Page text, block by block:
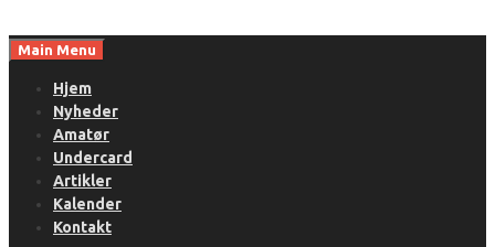
toMain Menu
Hjem
Nyheder
Amatør
Undercard
Artikler
Kalender
Kontakt